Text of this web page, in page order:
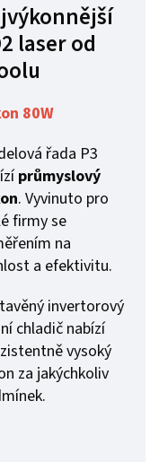
laser od
80W
řada P3
průmyslový
. Vyvinuto pro
firmy se
na
a efektivitu.
invertorový
chladič nabízí
vysoký
za jakýchkoliv